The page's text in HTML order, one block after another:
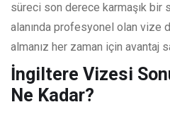
süreci son derece karmaşık bir
alanında profesyonel olan vize
almanız her zaman için avantaj
İngiltere Vizesi
Ne Kadar?